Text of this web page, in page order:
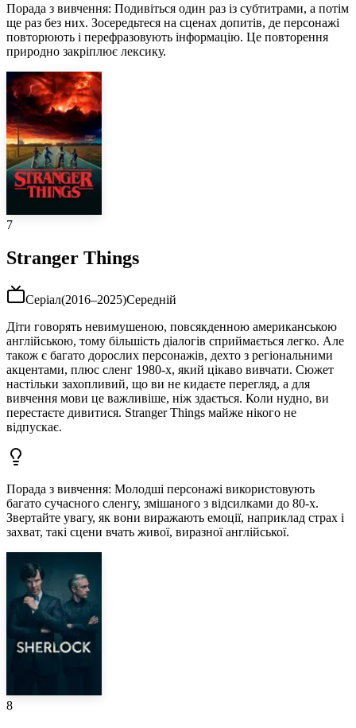
Порада з вивчення: Подивіться один раз із субтитрами, а потім
ще раз без них. Зосередьтеся на сценах допитів, де персонажі
повторюють і перефразовують інформацію. Це повторення
природно закріплює лексику.
7
Stranger Things
Серіал(2016–2025)Середній
Діти говорять невимушеною, повсякденною американською
англійською, тому більшість діалогів сприймається легко. Але
також є багато дорослих персонажів, дехто з регіональними
акцентами, плюс сленг 1980-х, який цікаво вивчати. Сюжет
настільки захопливий, що ви не кидаєте перегляд, а для
вивчення мови це важливіше, ніж здається. Коли нудно, ви
перестаєте дивитися. Stranger Things майже нікого не
відпускає.
Порада з вивчення: Молодші персонажі використовують
багато сучасного сленгу, змішаного з відсилками до 80-х.
Звертайте увагу, як вони виражають емоції, наприклад страх і
захват, такі сцени вчать живої, виразної англійської.
8